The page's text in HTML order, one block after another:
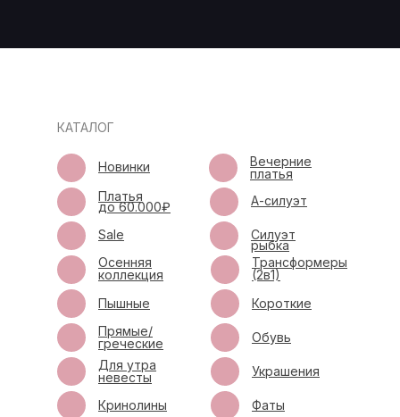
КАТАЛОГ
Осенняя
коллекция
Вечерние
платья
Силуэт
рыбка
Новинки
Платья
до 60.000₽ А-силуэт
Пышные
Прямые/
греческие
Трансформеры
(2в1)
Короткие
Обувь
Для утра
невесты
Кринолины
Украшения
Фаты
Sale